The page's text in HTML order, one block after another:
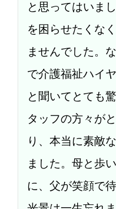
と思ってはいま
を困らせたくな
ませんでした。
で介護福祉ハイ
と聞いてとても
タッフの方々が
り、本当に素敵
ました。母と歩
に、父が笑顔で